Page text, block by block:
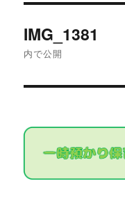
稿
ゲ
IMG_1381
内で公開